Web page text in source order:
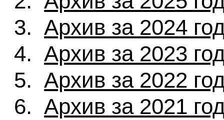
Архив за 2024
Архив за 2023
Архив за 2022
Архив за 2021